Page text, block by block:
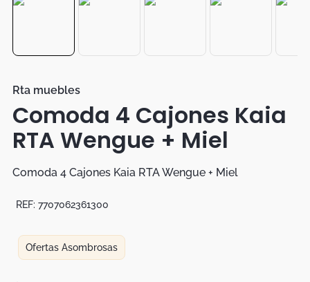
Rta muebles
Comoda 4 Cajones Kaia
RTA Wengue + Miel
Comoda 4 Cajones Kaia RTA Wengue + Miel
REF: 7707062361300
Ofertas Asombrosas
Botas
Lamparas
Bibliotecas
Duvet